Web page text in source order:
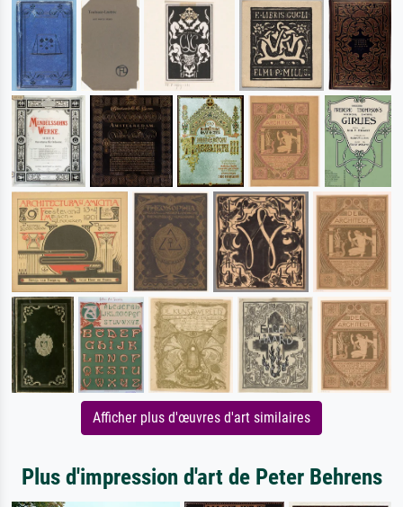
Afficher plus d'œuvres d'art similaires
Plus d'impression d'art de Peter Behrens